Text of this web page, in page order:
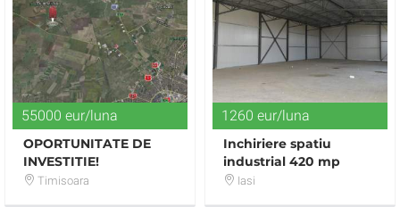
55000 eur/luna
OPORTUNITATE DE
INVESTITIE!
Timisoara
1260 eur/luna
Inchiriere spatiu
industrial 420 mp
Miroslava
Iasi